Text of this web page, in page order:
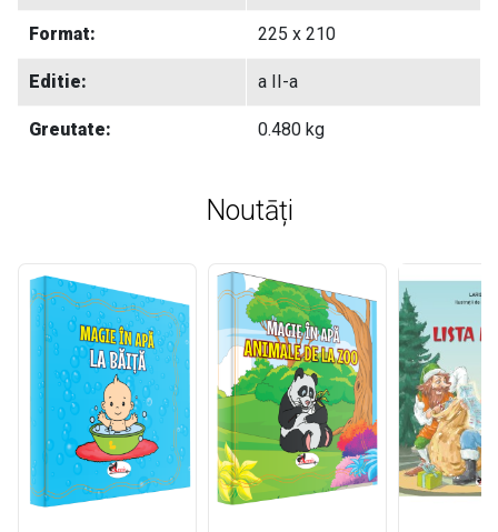
Format: 225 x 210
Editie: a II-a
Greutate: 0.480 kg
Noutāți